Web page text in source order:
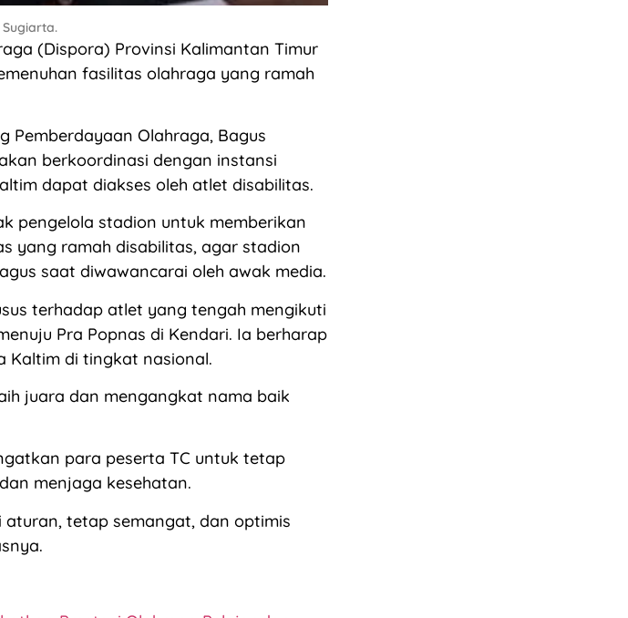
(Dispora) Provinsi Kalimantan Timur
fasilitas olahraga yang ramah
Pemberdayaan Olahraga, Bagus
berkoordinasi dengan instansi
dapat diakses oleh atlet disabilitas.
pengelola stadion untuk memberikan
yang ramah disabilitas, agar stadion
saat diwawancarai oleh awak media.
terhadap atlet yang tengah mengikuti
Pra Popnas di Kendari. Ia berharap
Kaltim di tingkat nasional.
juara dan mengangkat nama baik
para peserta TC untuk tetap
menjaga kesehatan.
aturan, tetap semangat, dan optimis